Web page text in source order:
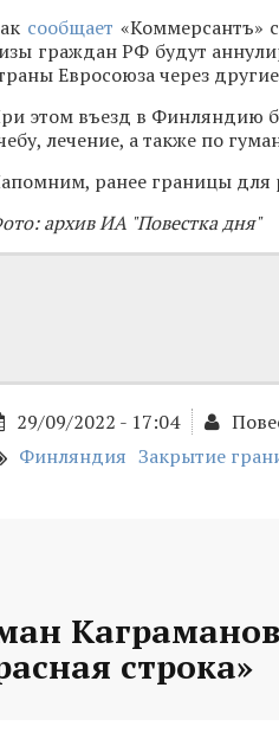
сообщает «Коммерсантъ»
граждан РФ будут
Евросоюза через
этом въезд в Финляндию
лечение, а также по
ранее границы для
архив ИА "Повестка дня"
29/09/2022 - 17:04
Финляндия Закрытие
строка»